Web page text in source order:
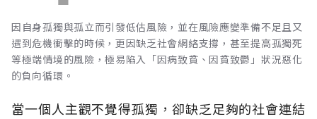
因自身孤獨與孤立而引發低估風險，並在風險應變準備不足且又
遇到危機衝擊的時候，更因缺乏社會網絡支撐，甚至提高孤獨死
等極端情境的風險，極易陷入「因病致貧、因貧致鬱」狀況惡化
的負向循環。
當一個人主觀不覺得孤獨，卻缺乏足夠的社會連結